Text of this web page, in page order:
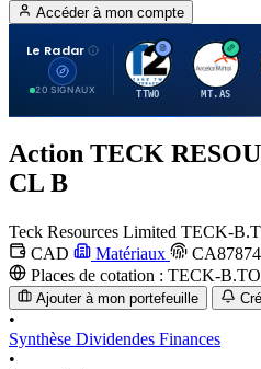
Accéder à mon compte
Le Radar
20 SIGNAUX
T
TTWO
A
MT.AS
Action TECK
CL B
Teck Resources Limited TECK-
CAD
Matériaux
Places de cotation : TECK-B.TO
Ajouter à mon portefeuille
•
Synthèse Dividendes Finances
•